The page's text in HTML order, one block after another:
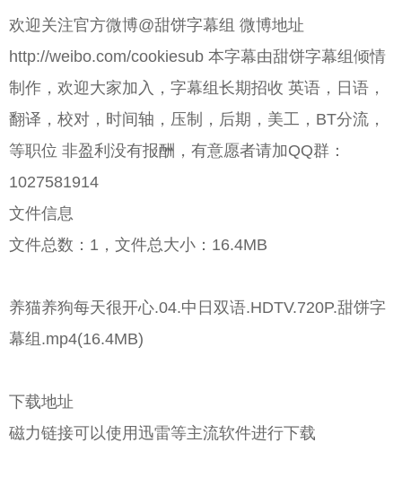
欢迎关注官方微博@甜饼字幕组 微博地址
http://weibo.com/cookiesub 本字幕由甜饼字幕组倾情
制作，欢迎大家加入，字幕组长期招收 英语，日语，
翻译，校对，时间轴，压制，后期，美工，BT分流，
等职位 非盈利没有报酬，有意愿者请加QQ群：
1027581914
文件信息
文件总数：1，文件总大小：16.4MB
养猫养狗每天很开心.04.中日双语.HDTV.720P.甜饼字
幕组.mp4(16.4MB)
下载地址
磁力链接可以使用迅雷等主流软件进行下载